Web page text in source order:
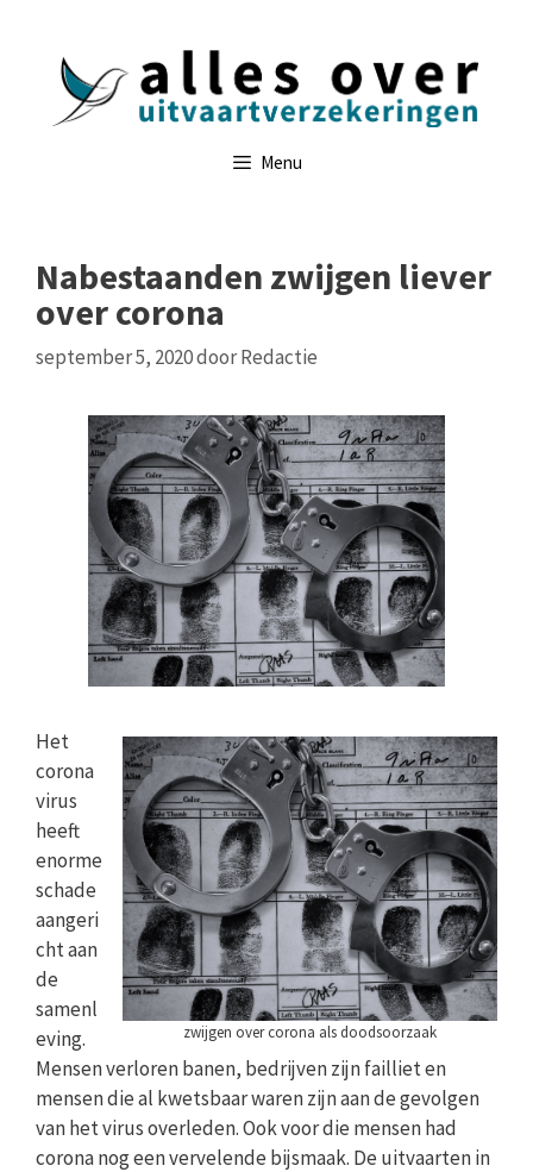
Menu
Nabestaanden zwijgen liever
over corona
september 5, 2020doorRedactie
zwijgen over corona als doodsoorzaak
Het
corona
virus
heeft
enorme
schade
aangeri
cht aan
de
samenl
eving.
Mensen verloren banen, bedrijven zijn failliet en
mensen die al kwetsbaar waren zijn aan de gevolgen
van het virus overleden. Ook voor die mensen had
corona nog een vervelende bijsmaak. De uitvaarten in